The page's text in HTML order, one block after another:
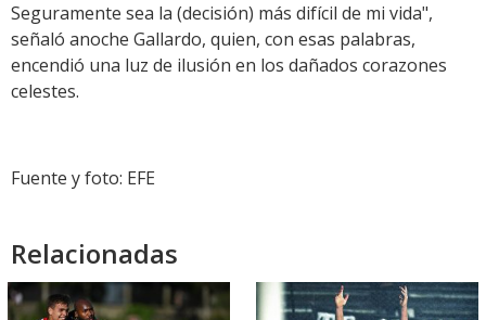
Seguramente sea la (decisión) más difícil de mi vida",
señaló anoche Gallardo, quien, con esas palabras,
encendió una luz de ilusión en los dañados corazones
celestes.
Fuente y foto: EFE
Relacionadas